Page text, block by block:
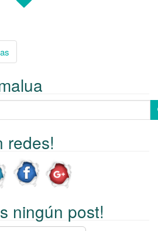
redes!
ningún post!